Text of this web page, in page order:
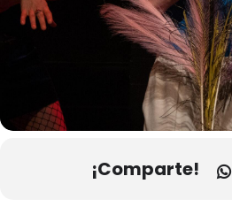
¡Comparte!